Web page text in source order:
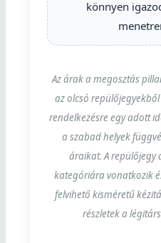
könnyen
Az árak a megosztás
az olcsó
rendelkezésre egy adott
a szabad helyek
áraikat. A repülőjegy
kategóriára vonatkozik
felvihető kisméretű
részletek a